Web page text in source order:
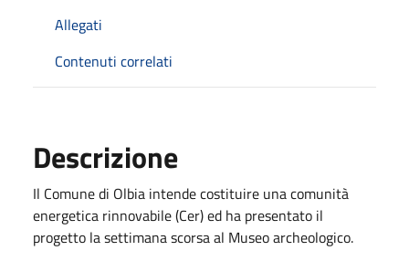
Allegati
Contenuti correlati
Descrizione
Il Comune di Olbia intende costituire una comunità
energetica rinnovabile (Cer) ed ha presentato il
progetto la settimana scorsa al Museo archeologico.